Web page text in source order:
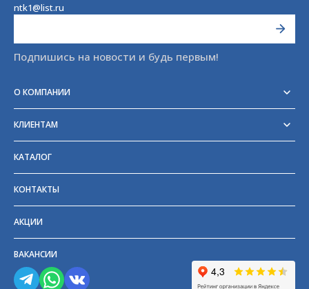
ntk1@list.ru
Подпишись на новости и будь первым!
О КОМПАНИИ
Отзывы
Блог
Партнёры и поставщики
КЛИЕНТАМ
Возврат
Частые вопросы
Прайс-лист
КАТАЛОГ
КОНТАКТЫ
АКЦИИ
ВАКАНСИИ